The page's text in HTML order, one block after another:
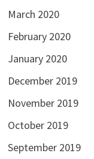
March 2020
February 2020
January 2020
December 2019
November 2019
October 2019
September 2019